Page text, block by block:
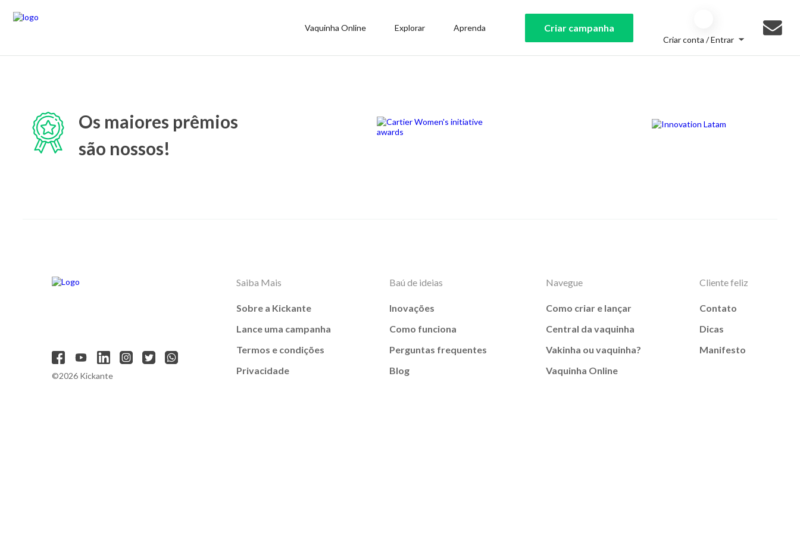
Vaquinha Online Explorar Aprenda Criar campanha
Criar conta / Entrar
Os maiores prêmios
são nossos!
©2026 Kickante
Saiba Mais
Sobre a Kickante
Lance uma campanha
Termos e condições
Privacidade
Baú de ideias
Inovações
Como funciona
Perguntas frequentes
Blog
Navegue
Como criar e lançar
Central da vaquinha
Vakinha ou vaquinha?
Vaquinha Online
Cliente feliz
Contato
Dicas
Manifesto